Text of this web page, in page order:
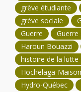
grève étudiante
grève sociale
Guerre
Guerre
Haroun Bouazzi
histoire de la lutte
Hochelaga-
Hydro-Québec